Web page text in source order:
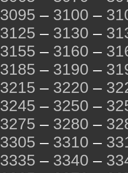
3095 – 3100 –
3125 – 3130 –
3155 – 3160 –
3185 – 3190 –
3215 – 3220 –
3245 – 3250 –
3275 – 3280 –
3305 – 3310 –
3335 – 3340 –